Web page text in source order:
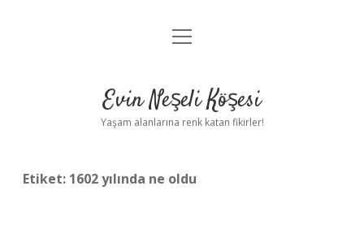
Anasayfa
Yasal Uyarı
menüyü
Evin Neşeli Köşesi
Yaşam alanlarına renk katan fikirler!
Etiket: 1602 yılında ne oldu